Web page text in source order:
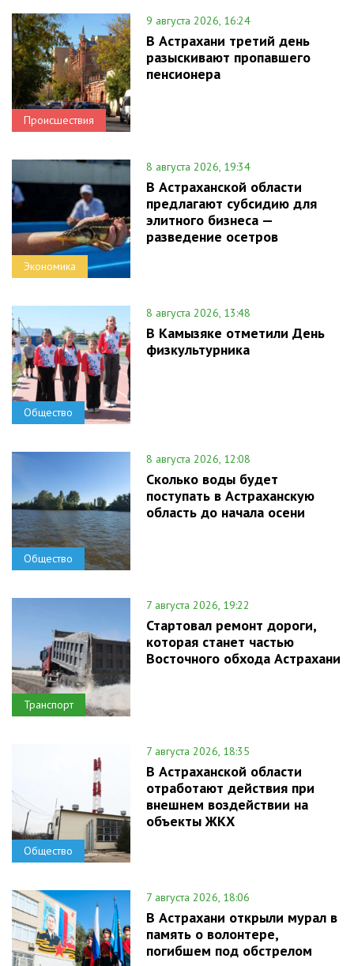
Происшествия
9 августа 2026, 16:24
В Астрахани третий день
разыскивают пропавшего
пенсионера
Экономика
8 августа 2026, 19:34
В Астраханской области
предлагают субсидию для
элитного бизнеса —
разведение осетров
Общество
8 августа 2026, 13:48
В Камызяке отметили День
физкультурника
Общество
8 августа 2026, 12:08
Сколько воды будет
поступать в Астраханскую
область до начала осени
Транспорт
7 августа 2026, 19:22
Стартовал ремонт дороги,
которая станет частью
Восточного обхода Астрахани
Общество
7 августа 2026, 18:35
В Астраханской области
отработают действия при
внешнем воздействии на
объекты ЖКХ
7 августа 2026, 18:06
В Астрахани открыли мурал в
память о волонтере,
погибшем под обстрелом